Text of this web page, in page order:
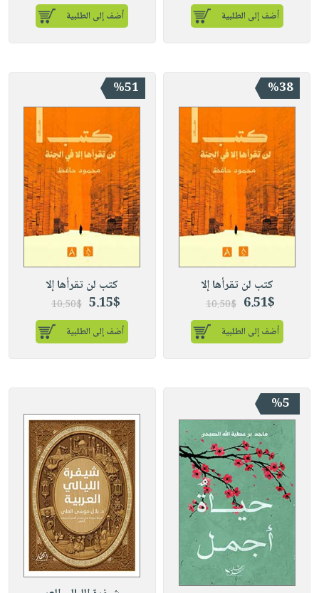
أضف إلى الطلبية أضف إلى الطلبية
%38
كتب لن تقرأها إلا
6.51$
10.50$
أضف إلى الطلبية
%51
كتب لن تقرأها إلا
5.15$
10.50$
أضف إلى الطلبية
%5